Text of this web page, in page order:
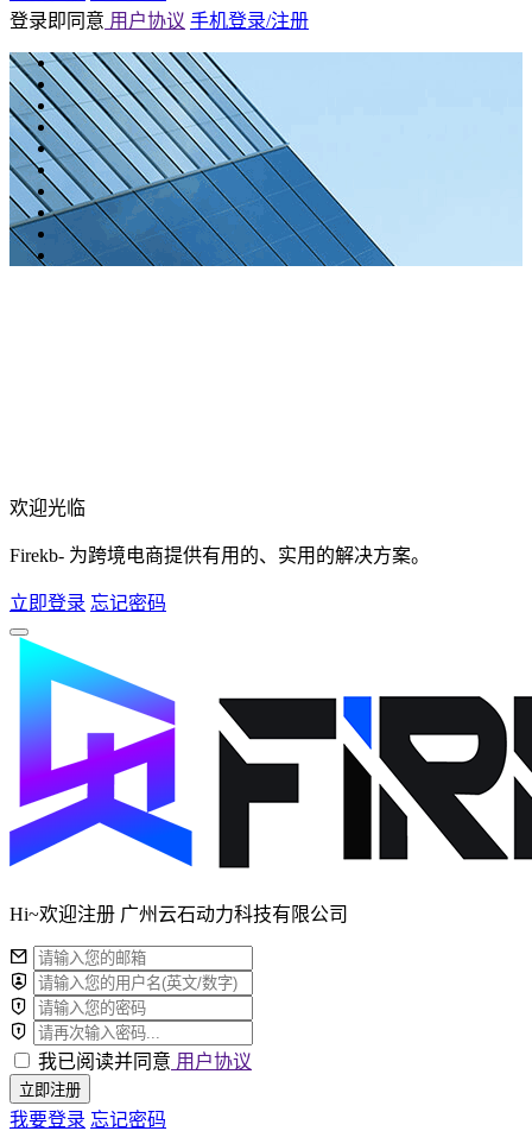
登录即同意 用户协议 手机登录/注册
欢迎光临
Firekb- 为跨境电商提供有用的、实用的解决方案。
立即登录 忘记密码
Hi~欢迎注册 广州云石动力科技有限公司
我已阅读并同意 用户协议
立即注册
我要登录 忘记密码